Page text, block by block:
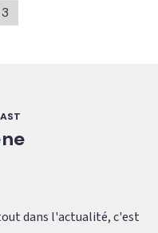
3
dans l'actualité, c'est